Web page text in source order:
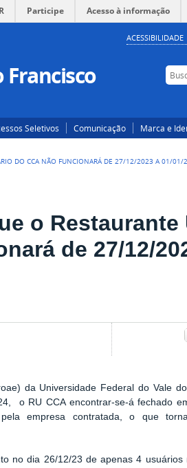
Participe Acesso à informação
ACESSIBILIDADE
Francisco
Seletivos Comunicação Marca e
DO CCA NÃO FUNCIONARÁ DE 27/12/2023 A 01/01/
o
de 27/12/
da Universidade Federal do Vale
o RU CCA encontrar-se-á fechado
empresa contratada, o que
no dia 26/12/23 de apenas 4